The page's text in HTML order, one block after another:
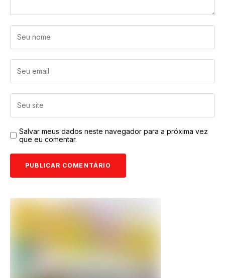
Salvar meus dados neste navegador para a próxima vez
que eu comentar.